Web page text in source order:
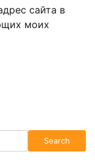
сайта в
моих
Search